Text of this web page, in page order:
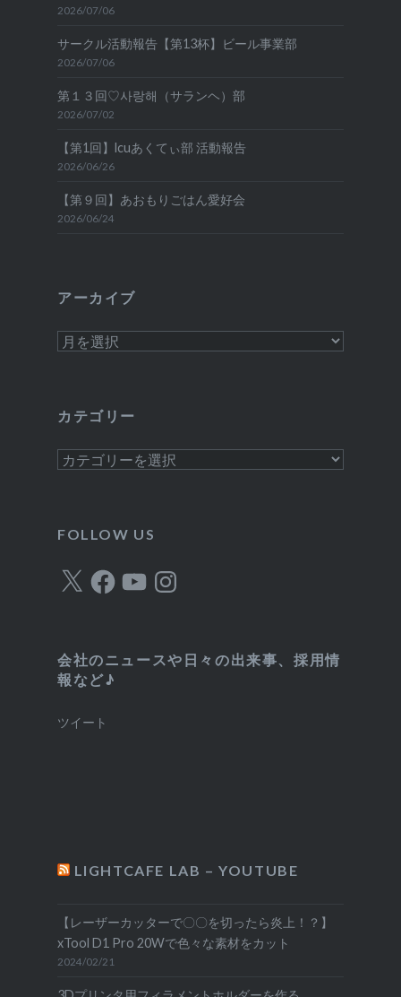
2026/07/06
サークル活動報告【第13杯】ビール事業部
2026/07/06
第１３回♡사랑해（サランヘ）部
2026/07/02
【第1回】lcuあくてぃ部 活動報告
2026/06/26
【第９回】あおもりごはん愛好会
2026/06/24
アーカイブ
ア
ブ
カテゴリー
カ
ー
FOLLOW US
X FacebookYouTubeInstagram
会社のニュースや日々の出来事、採用情
報など♪
ツイート
LIGHTCAFE LAB – YOUTUBE
【レーザーカッターで〇〇を切ったら炎上！？】
xTool D1 Pro 20Wで色々な素材をカット
2024/02/21